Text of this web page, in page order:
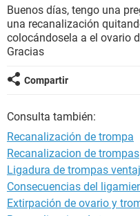
BIENESTAR
SEXUALIDAD
GLOSARIO
Buenos días, tengo una
una recanalización
colocándosela a el ovario
Gracias
Compartir
Consulta también:
Recanalización de trompa
Recanalizacion de trompas
Ligadura de trompas
Consecuencias del
Extirpación de ovario y